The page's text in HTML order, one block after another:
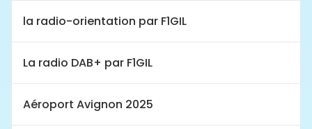
la radio-orientation par F1GIL
La radio DAB+ par F1GIL
Aéroport Avignon 2025